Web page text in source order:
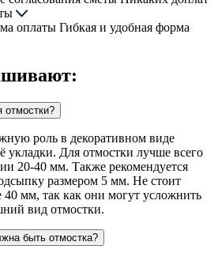
Гибкая и удобная форма
отмостки?
роль в декоративном виде
укладки. Для отмостки лучше всего
20-40 мм. Также рекомендуется
размером 5 мм. Не стоит
мм, так как они могут усложнить
вид отмостки.
быть отмостка?